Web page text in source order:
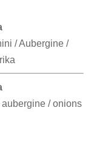
/ Aubergine /
/ onions